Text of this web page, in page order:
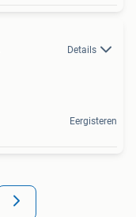
Details
Eergisteren